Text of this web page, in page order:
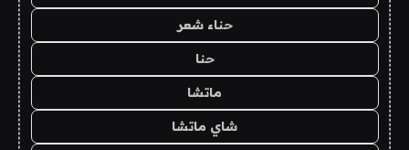
حناء شعر
حنا
ماتشا
شاي ماتشا